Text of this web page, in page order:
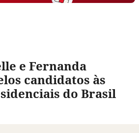
e Fernanda
candidatos às
do Brasil